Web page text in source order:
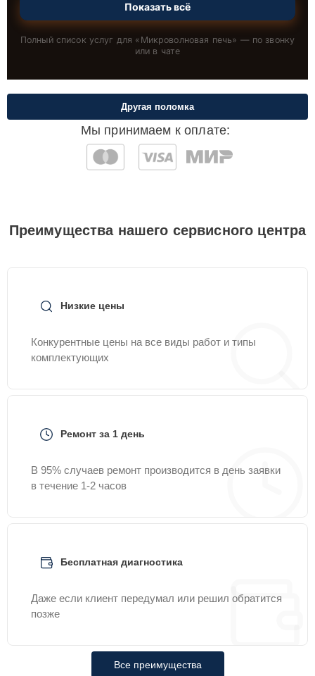
Показать всё
Полный список услуг для « Микроволновая печь» — по звонку
или в чате
Мы принимаем к оплате:
Другая поломка
Преимущества нашего сервисного центра
Низкие цены
Конкурентные цены на все виды работ и типы
комплектующих
Ремонт за 1 день
В 95% случаев ремонт производится в день заявки
в течение 1-2 часов
Бесплатная диагностика
Даже если клиент передумал или решил обратится
позже
Все преимущества